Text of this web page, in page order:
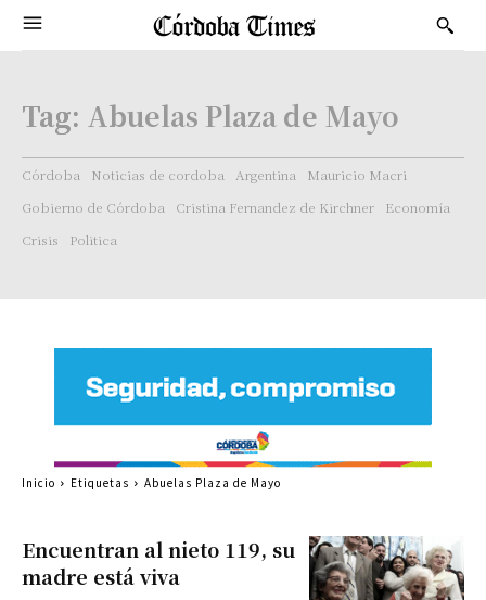
Tag: Abuelas Plaza de Mayo
Córdoba Noticias de cordoba Argentina
Mauricio Macri
Gobierno de Córdoba
Cristina Fernandez de Kirchner
Economía
Crisis
Politica
Encuentran al nieto 119, su
madre está viva
Inicio Etiquetas Abuelas Plaza de Mayo